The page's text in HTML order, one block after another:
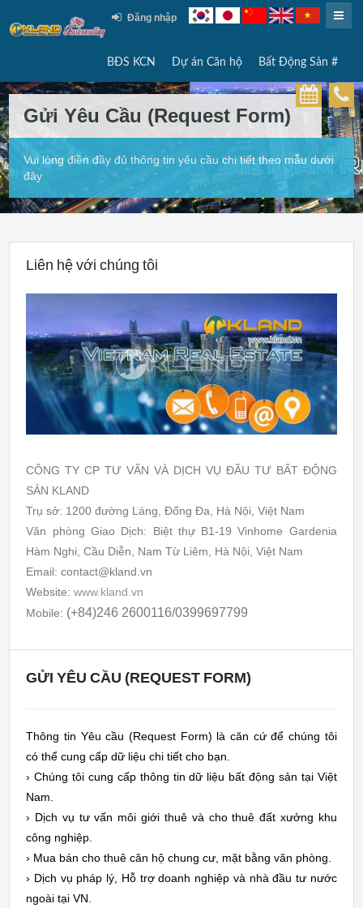
Đăng nhập
BĐS KCN Dự án Căn hộ Bất Động Sản #
Gửi Yêu Cầu (Request Form)
Vui lòng điền đầy đủ thông tin yêu cầu chi tiết theo mẫu dưới
đây
Liên hệ với chúng tôi
CÔNG TY CP TƯ VẤN VÀ DỊCH VỤ ĐẦU TƯ BẤT ĐỘNG
SẢN KLAND
Trụ sở: 1200 đường Láng, Đống Đa, Hà Nội, Việt Nam
Văn phòng Giao Dịch: Biệt thự B1-19 Vinhome Gardenia
Hàm Nghi, Cầu Diễn, Nam Từ Liêm, Hà Nội, Việt Nam
Email: contact@kland.vn
Website:www.kland.vn
Mobile: (+84)246 2600116/0399697799
GỬI YÊU CẦU (REQUEST FORM)
Thông tin Yêu cầu (Request Form) là căn cứ để chúng tôi
có thể cung cấp dữ liệu chi tiết cho bạn.
› Chúng tôi cung cấp thông tin dữ liệu bất động sản tại Việt
Nam.
› Dịch vụ tư vấn môi giới thuê và cho thuê đất xưởng khu
công nghiệp.
› Mua bán cho thuê căn hộ chung cư, mặt bằng văn phòng.
› Dịch vụ pháp lý, Hỗ trợ doanh nghiệp và nhà đầu tư nước
ngoài tại VN.